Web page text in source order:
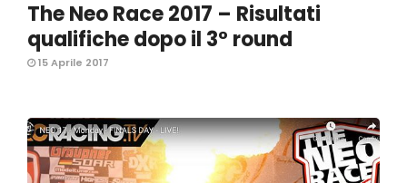
The Neo Race 2017 – Risultati
qualifiche dopo il 3° round
15 Aprile 2017